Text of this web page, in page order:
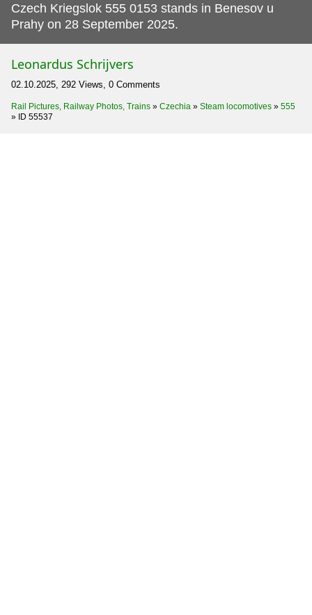
Czech Kriegslok 555 0153 stands in Benesov u
Prahy on 28 September 2025.
Leonardus Schrijvers
02.10.2025, 292 Views, 0 Comments
Rail Pictures, Railway Photos, Trains » Czechia » Steam locomotives » 555
» ID 55537